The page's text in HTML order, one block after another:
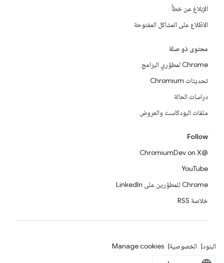
الإبلاغ عن خطأ
الاطّلاع على المشاكل المفتوحة
محتوى ذو صلة
Chrome لمطوّري البرامج
تحديثات Chromium
دراسات الحالة
ملفات البودكاست والعروض
Follow
@ChromiumDev on X
YouTube
Chrome للمطوّرين على LinkedIn
خلاصة RSS
البنود الخصوصية Manage cookies